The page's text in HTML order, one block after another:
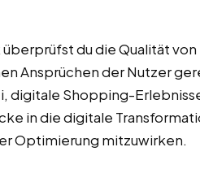
du die Qualität
Ansprüchen der Nutzer
Shopping-
in die digitale
Optimierung mitzuwirken.